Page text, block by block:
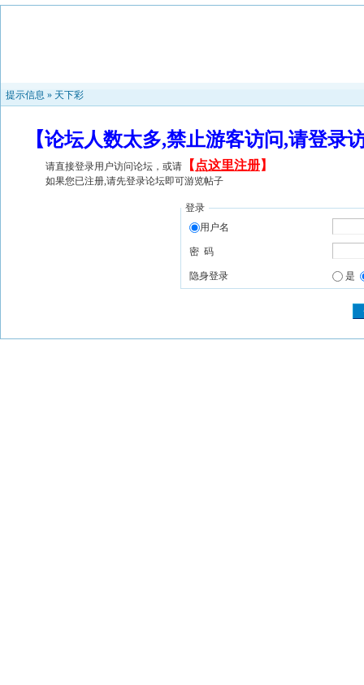
提示信息 » 天下彩
【论坛人数太多,禁止游客访问,请登
请直接登录用户访问论坛，或请 【 点这里注册】
如果您已注册,请先登录论坛即可游览帖子
登录
用户名
密 码
隐身登录 是